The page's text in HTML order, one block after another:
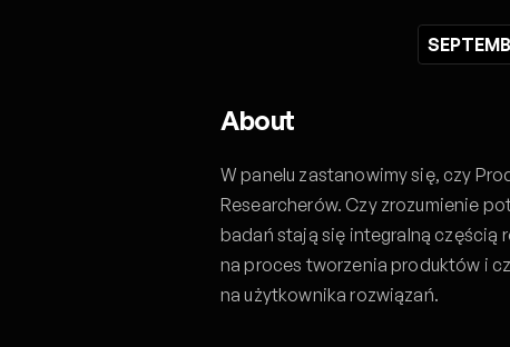
About
W panelu zastanowimy się, czy
Researcherów. Czy zrozumienie
badań stają się integralną częścią
na proces tworzenia produktów i
na użytkownika rozwiązań.